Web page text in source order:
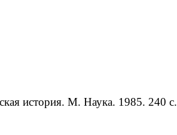
история. М. Наука. 1985. 240 с.